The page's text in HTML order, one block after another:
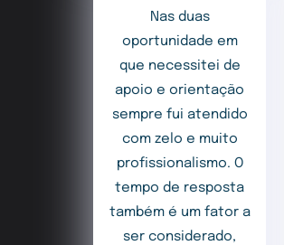
Nas duas
oportunidade em
que necessitei de
apoio e orientação
sempre fui atendido
com zelo e muito
profissionalismo. O
tempo de resposta
também é um fator a
ser considerado,